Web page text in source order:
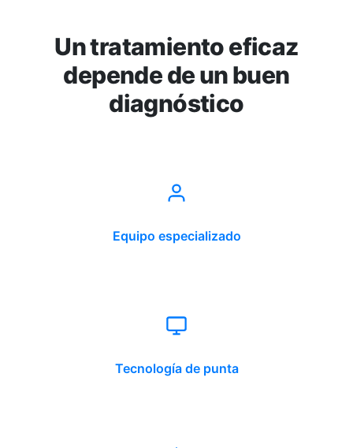
Un tratamiento eficaz
depende de un buen
diagnóstico
Equipo especializado
Tecnología de punta